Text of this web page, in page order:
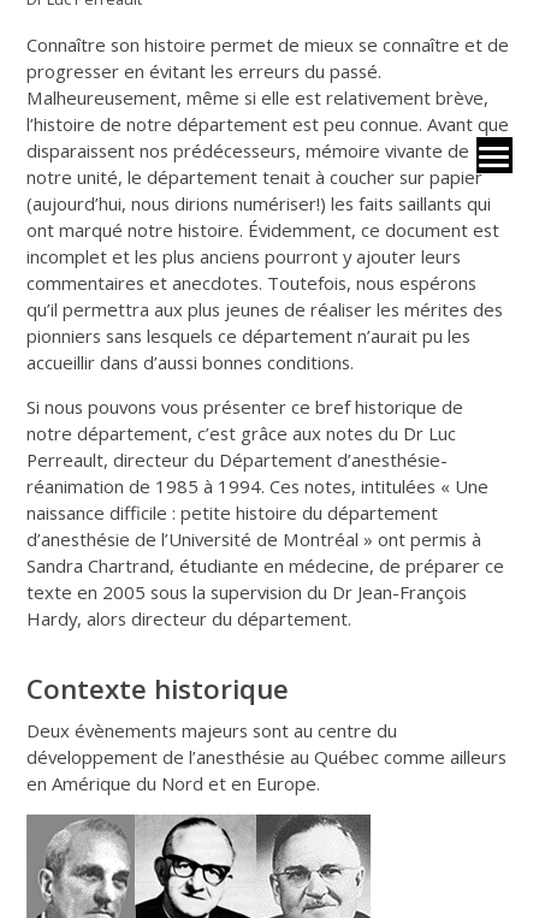
Connaître son histoire permet de mieux se connaître et de
progresser en évitant les erreurs du passé.
Malheureusement, même si elle est relativement brève,
l’histoire de notre département est peu connue. Avant que
disparaissent nos prédécesseurs, mémoire vivante de
notre unité, le département tenait à coucher sur papier
(aujourd’hui, nous dirions numériser!) les faits saillants qui
ont marqué notre histoire. Évidemment, ce document est
incomplet et les plus anciens pourront y ajouter leurs
commentaires et anecdotes. Toutefois, nous espérons
qu’il permettra aux plus jeunes de réaliser les mérites des
pionniers sans lesquels ce département n’aurait pu les
accueillir dans d’aussi bonnes conditions.
Si nous pouvons vous présenter ce bref historique de
notre département, c’est grâce aux notes du Dr Luc
Perreault, directeur du Département d’anesthésie-
réanimation de 1985 à 1994. Ces notes, intitulées « Une
naissance difficile : petite histoire du département
d’anesthésie de l’Université de Montréal » ont permis à
Sandra Chartrand, étudiante en médecine, de préparer ce
texte en 2005 sous la supervision du Dr Jean-François
Hardy, alors directeur du département.
Contexte historique
Deux évènements majeurs sont au centre du
développement de l’anesthésie au Québec comme ailleurs
en Amérique du Nord et en Europe.